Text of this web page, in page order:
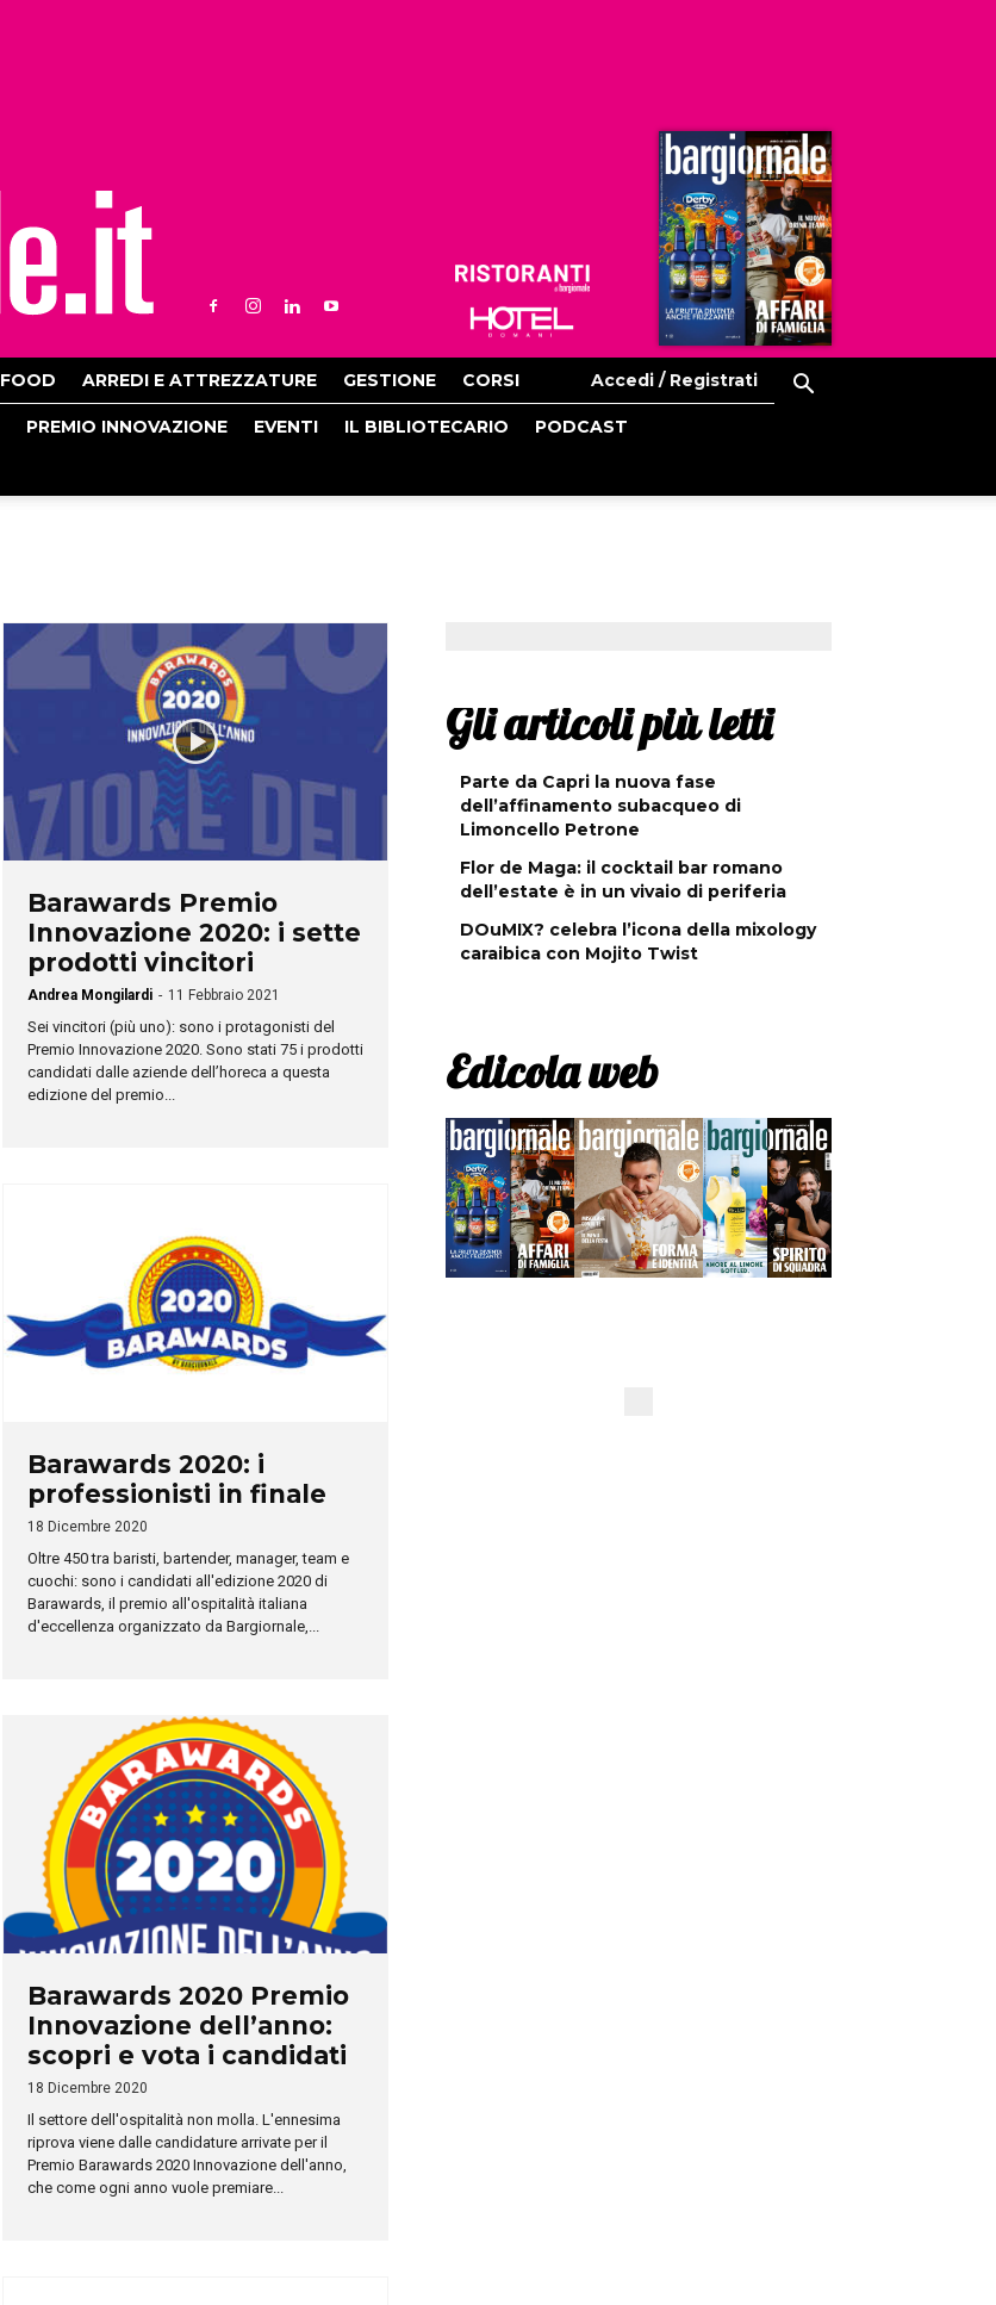
Ristoranti
Hoteldomani
FOOD ARREDI E ATTREZZATURE GESTIONE CORSI Accedi / Registrati
PREMIO INNOVAZIONE EVENTI IL BIBLIOTECARIO PODCAST
Barawards Premio
Innovazione 2020: i sette
prodotti vincitori
Andrea Mongilardi - 11 Febbraio 2021
Sei vincitori (più uno): sono i protagonisti del
Premio Innovazione 2020. Sono stati 75 i prodotti
candidati dalle aziende dell’horeca a questa
edizione del premio...
Barawards 2020: i
professionisti in finale
18 Dicembre 2020
Oltre 450 tra baristi, bartender, manager, team e
cuochi: sono i candidati all'edizione 2020 di
Barawards, il premio all'ospitalità italiana
d'eccellenza organizzato da Bargiornale,...
Barawards 2020 Premio
Innovazione dell’anno:
scopri e vota i candidati
18 Dicembre 2020
Il settore dell'ospitalità non molla. L'ennesima
riprova viene dalle candidature arrivate per il
Premio Barawards 2020 Innovazione dell'anno,
che come ogni anno vuole premiare...
Gli articoli più letti
Parte da Capri la nuova fase
dell’affinamento subacqueo di
Limoncello Petrone
Flor de Maga: il cocktail bar romano
dell’estate è in un vivaio di periferia
DOuMIX? celebra l’icona della mixology
caraibica con Mojito Twist
Edicola web